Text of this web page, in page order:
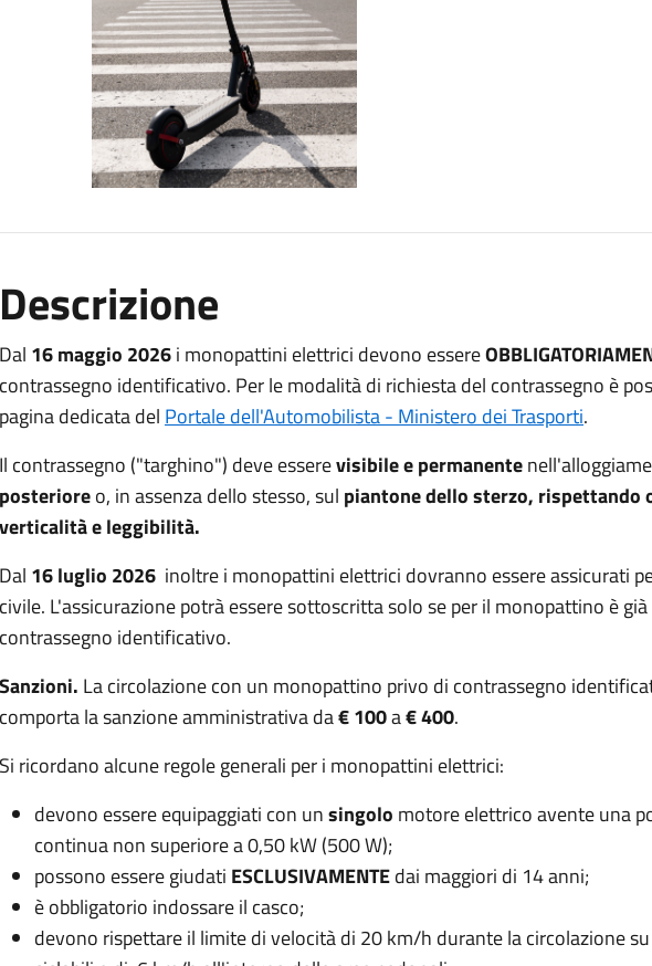
Descrizione
Dal 16 maggio 2026i monopattini elettrici devono essere
contrassegno identificativo. Per le modalità di richiesta del contrassegno è
pagina dedicata del Portale dell'Automobilista - Ministero dei Trasporti.
Il contrassegno ("targhino") deve esserevisibile e permanente
posterioreo, in assenza dello stesso, sul piantone dello sterzo, rispettando
verticalità e leggibilità.
Dal 16 luglio 2026inoltre i monopattini elettrici dovranno essere assicurati
civile. L'assicurazione potrà essere sottoscritta solo se per il monopattino è
contrassegno identificativo.
Sanzioni. La circolazione con un monopattino privo di contrassegno
comporta la sanzione amministrativa da€ 100a€ 400.
Si ricordano alcune regole generali per i monopattini elettrici:
devono essere equipaggiati con unsingolo motore elettrico avente una
continua non superiore a 0,50 kW (500 W);
possono essere giudati ESCLUSIVAMENTEdai maggiori di 14 anni;
è obbligatorio indossare il casco;
devono rispettare il limite di velocità di 20 km/h durante la circolazione